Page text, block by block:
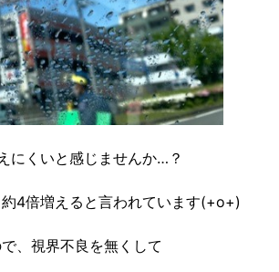
にくいと感じませんか…？
4倍増えると言われています(+o+)
、視界不良を無くして